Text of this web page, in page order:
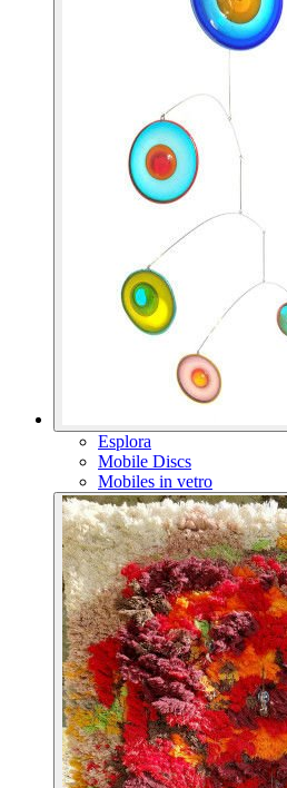
Esplora
Mobile Discs
Mobiles in vetro